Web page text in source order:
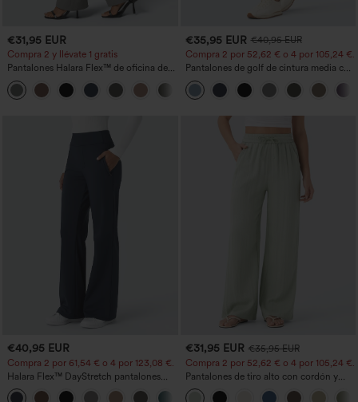
€31,95 EUR
Compra 2 y llévate 1 gratis
Pantalones Halara Flex™ de oficina de
tiro alto ligeramente acampanados con
bolsillos
+13
€35,95 EUR €40,95 EUR
Compra 2 por 52,62 € o 4 por 105,24 €.
Pantalones de golf de cintura media con
cordón, dobladillo curvo, secado rápido,
de corte cónico y con bolsillos - UPF40+
€40,95 EUR
Compra 2 por 61,54 € o 4 por 123,08 €.
Halara Flex™ DayStretch pantalones
acampanados de trabajo de tiro medio
con bolsillo lateral con cremallera
€31,95 EUR €35,95 EUR
Compra 2 por 52,62 € o 4 por 105,24 €.
Pantalones de tiro alto con cordón y
bolsillos, pernera ancha, holgados y de
estilo casual con tacto de lino.